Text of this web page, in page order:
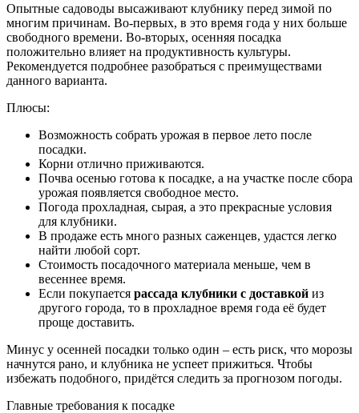
Опытные садоводы высаживают клубнику перед зимой по
многим причинам. Во-первых, в это время года у них больше
свободного времени. Во-вторых, осенняя посадка
положительно влияет на продуктивность культуры.
Рекомендуется подробнее разобраться с преимуществами
данного варианта.
Плюсы:
Возможность собрать урожая в первое лето после
посадки.
Корни отлично приживаются.
Почва осенью готова к посадке, а на участке после сбора
урожая появляется свободное место.
Погода прохладная, сырая, а это прекрасные условия
для клубники.
В продаже есть много разных саженцев, удастся легко
найти любой сорт.
Стоимость посадочного материала меньше, чем в
весеннее время.
Если покупается рассада клубники с доставкой из
другого города, то в прохладное время года её будет
проще доставить.
Минус у осенней посадки только один – есть риск, что морозы
начнутся рано, и клубника не успеет прижиться. Чтобы
избежать подобного, придётся следить за прогнозом погоды.
Главные требования к посадке